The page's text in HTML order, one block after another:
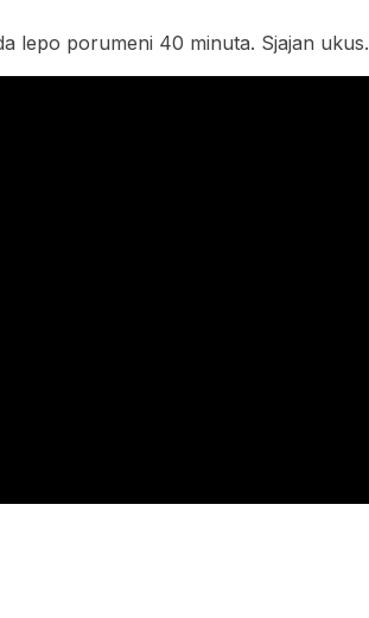
lepo porumeni 40 minuta. Sjajan ukus.